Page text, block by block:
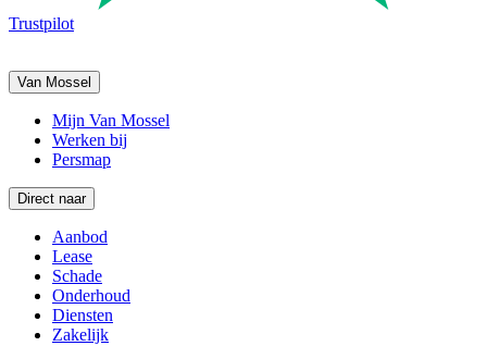
Trustpilot
Van Mossel
Mijn Van Mossel
Werken bij
Persmap
Direct naar
Aanbod
Lease
Schade
Onderhoud
Diensten
Zakelijk